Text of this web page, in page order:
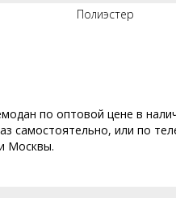
Полиэстер
по оптовой цене в
самостоятельно, или по
Москвы.